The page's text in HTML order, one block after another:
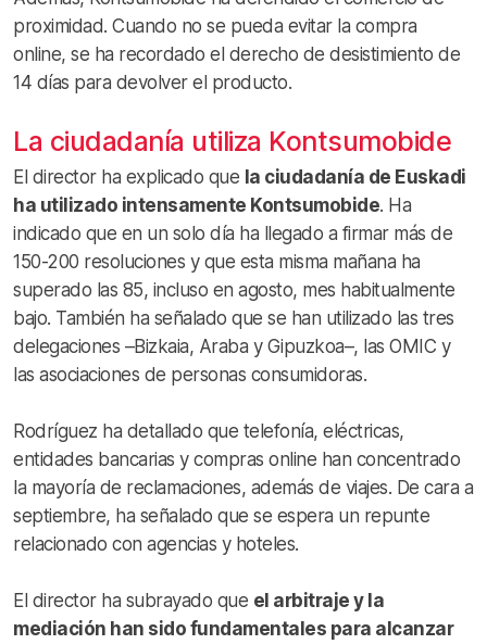
proximidad. Cuando no se pueda evitar la compra
online, se ha recordado el derecho de desistimiento de
14 días para devolver el producto.
La ciudadanía utiliza Kontsumobide
El director ha explicado que la ciudadanía de Euskadi
ha utilizado intensamente Kontsumobide. Ha
indicado que en un solo día ha llegado a firmar más de
150-200 resoluciones y que esta misma mañana ha
superado las 85, incluso en agosto, mes habitualmente
bajo. También ha señalado que se han utilizado las tres
delegaciones –Bizkaia, Araba y Gipuzkoa–, las OMIC y
las asociaciones de personas consumidoras.
Rodríguez ha detallado que telefonía, eléctricas,
entidades bancarias y compras online han concentrado
la mayoría de reclamaciones, además de viajes. De cara a
septiembre, ha señalado que se espera un repunte
relacionado con agencias y hoteles.
El director ha subrayado que el arbitraje y la
mediación han sido fundamentales para alcanzar